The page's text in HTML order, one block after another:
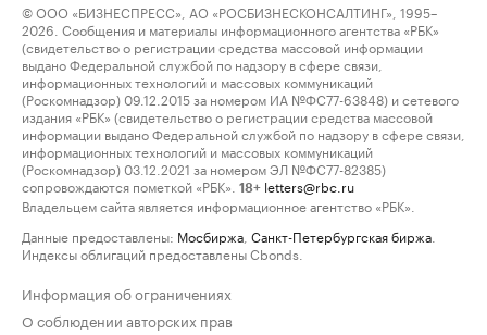
© ООО «БИЗНЕСПРЕСС», АО «РОСБИЗНЕСКОНСАЛТИНГ», 1995–
2026. Сообщения и материалы информационного агентства «РБК»
(свидетельство о регистрации средства массовой информации
выдано Федеральной службой по надзору в сфере связи,
информационных технологий и массовых коммуникаций
(Роскомнадзор) 09.12.2015 за номером ИА №ФС77-63848) и сетевого
издания «РБК» (свидетельство о регистрации средства массовой
информации выдано Федеральной службой по надзору в сфере связи,
информационных технологий и массовых коммуникаций
(Роскомнадзор) 03.12.2021 за номером ЭЛ №ФС77-82385)
сопровождаются пометкой «РБК».
18+ letters@rbc.ru
Владельцем сайта является информационное агентство «РБК».
Данные предоставлены: Мосбиржа Санкт-Петербургская биржа
Индексы облигаций предоставлены Cbonds.
Информация об ограничениях
О соблюдении авторских прав